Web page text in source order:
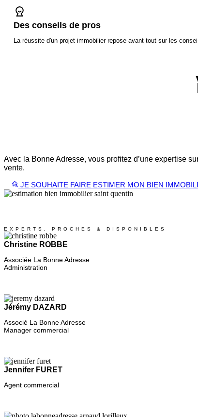
Des conseils de pros
La réussite d'un projet immobilier repose avant tout sur les
Avec la Bonne Adresse, vous profitez d’une expertise
vente.
JE SOUHAITE FAIRE ESTIMER MON BIEN
EXPERTS, PROCHES & DISPONIBLES
Christine ROBBE
Associée La Bonne Adresse
Administration
Jérémy DAZARD
Associé La Bonne Adresse
Manager commercial
Jennifer FURET
Agent commercial